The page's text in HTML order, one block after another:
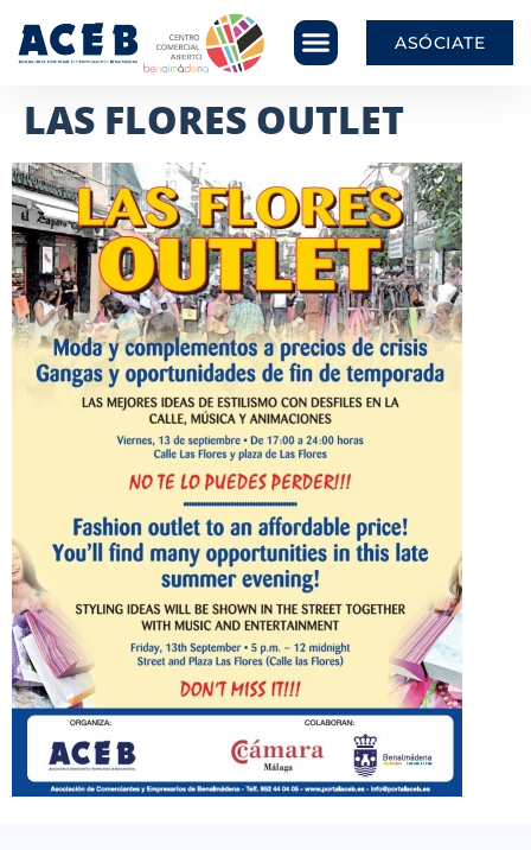
ASÓCIATE
LAS FLORES OUTLET